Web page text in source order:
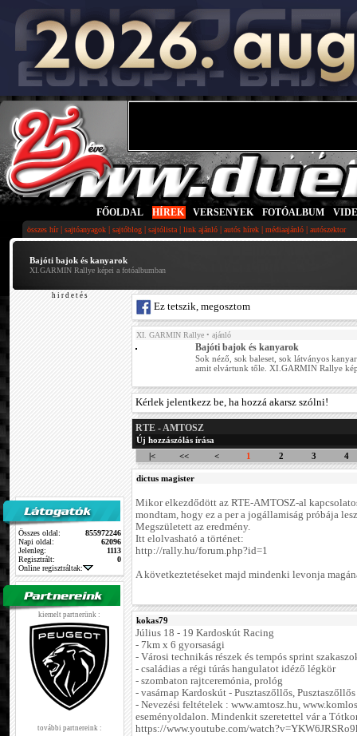
FŐOLDAL HÍREK VERSENYEK FOTÓALBUM
összes hír| sajtóanyagok | sajtóblog | sajtólista | link ajánló | autós hírek | médiaajánló | autószektor
Bajóti bajok és kanyarok
XI.GARMIN Rallye képei a fotóalbumban
h i r d e t é s
Összes oldal:
855972246
Napi oldal:
62096
Jelenleg:
1113
Regisztrált:
0
Online regisztráltak:
kiemelt partnerünk :
további partnereink :
Ez tetszik, megosztom
XI. GARMIN Rallye • ajánló
Bajóti bajok és kanyarok
Sok néző, sok baleset, sok látványos
amit elvártunk tőle. XI.GARMIN Rallye
Kérlek jelentkezz be, ha hozzá akarsz szólni!
RTE - AMTOSZ
Új hozzászólás írása
|<
<< < 1 2 3 4
dictus magister
Mikor elkezdődött az RTE-AMTOSZ-al
mondtam, hogy ez a per a jogállamiság próbája
Megszületett az eredmény.
Itt elolvasható a történet:
http://rally.hu/forum.php?id=1
A következtetéseket majd mindenki levonja
kokas79
Július 18 - 19 Kardoskút Racing
- 7km x 6 gyorsasági
- Városi technikás részek és tempós sprint
- családias a régi túrás hangulatot idéző légkör
- szombaton rajtceremónia, prológ
- vasárnap Kardoskút - Pusztaszőllős,
- Nevezési feltételek : www.amtosz.hu,
eseményoldalon. Mindenkit szeretettel vár a
https://www.youtube.com/